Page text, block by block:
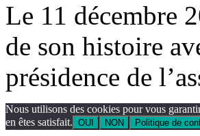
Le 11 décembre
de son histoire
présidence de
Nous utilisons des cookies pour vous
en êtes satisfait. OUI NON Politique de